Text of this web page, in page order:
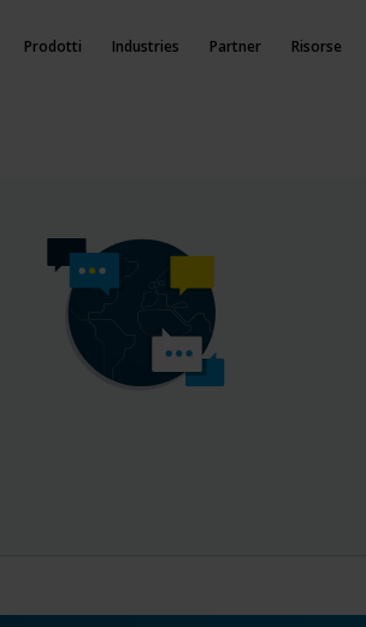
Prodotti Industries Partner Risorse